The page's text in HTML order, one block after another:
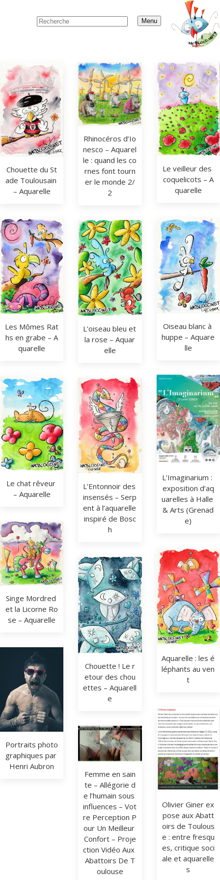
Menu
Chouette du St
ade Toulousain
– Aquarelle
Rhinocéros d’Io
nesco – Aquarel
le : quand les co
rnes font tourn
er le monde 2/
2
Le veilleur des
coquelicots – A
quarelle
Les Mômes Rat
hs en grabe – A
quarelle
L’oiseau bleu et
la rose – Aquar
elle
Oiseau blanc à
huppe – Aquare
lle
Le chat rêveur
– Aquarelle
L’Entonnoir des
insensés – Serp
ent à l’aquarelle
inspiré de Bosc
h
L’Imaginarium :
exposition d’aq
uarelles à Halle
& Arts (Grenad
e)
Singe Mordred
et la Licorne Ro
se – Aquarelle
Chouette ! Le r
etour des chou
ettes – Aquarell
e
Aquarelle : les é
léphants au ven
t
Portraits photo
graphiques par
Henri Aubron
Femme en sain
te – Allégorie d
e l’humain sous
influences – Vot
re Perception P
our Un Meilleur
Confort – Proje
ction Vidéo Aux
Abattoirs De T
oulouse
Olivier Giner ex
pose aux Abatt
oirs de Toulous
e : entre fresqu
es, critique soci
ale et aquarelle
s